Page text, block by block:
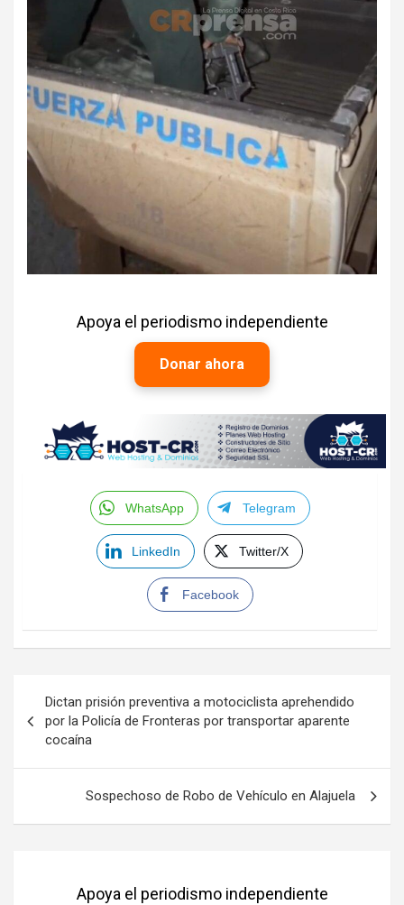
Apoya el periodismo independiente
Donar ahora
WhatsApp Telegram
LinkedIn Twitter/X
Facebook
de
entradas
Dictan prisión preventiva a motociclista aprehendido
por la Policía de Fronteras por transportar aparente
cocaína
Sospechoso de Robo de Vehículo en Alajuela
Apoya el periodismo independiente